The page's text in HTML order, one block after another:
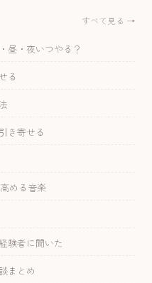
すべて見る →
昼・夜いつやる？
る
き寄せる
める音楽
験者に聞いた
まとめ